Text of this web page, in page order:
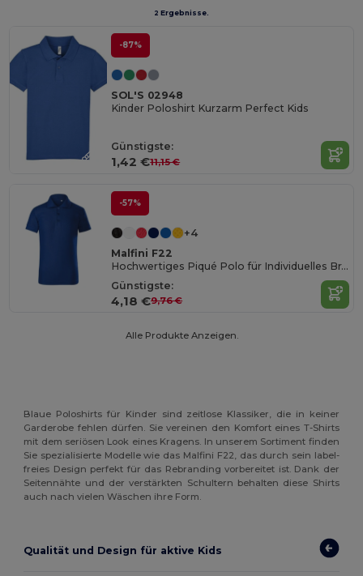
2 Ergebnisse.
-87%
SOL'S 02948
Kinder Poloshirt Kurzarm Perfect Kids
Günstigste:
1,42 €11,15 €
-57%
+4
Malfini F22
Hochwertiges Piqué Polo für Individuelles Branding
Günstigste:
4,18 €9,76 €
Alle Produkte Anzeigen.
Blaue Poloshirts für Kinder sind zeitlose Klassiker, die in keiner
Garderobe fehlen dürfen. Sie vereinen den Komfort eines T-Shirts
mit dem seriösen Look eines Kragens. In unserem Sortiment finden
Sie spezialisierte Modelle wie das Malfini F22, das durch sein label-
freies Design perfekt für das Rebranding vorbereitet ist. Dank der
Seitennähte und der verstärkten Schultern behalten diese Shirts
auch nach vielen Wäschen ihre Form.
Qualität und Design für aktive Kids